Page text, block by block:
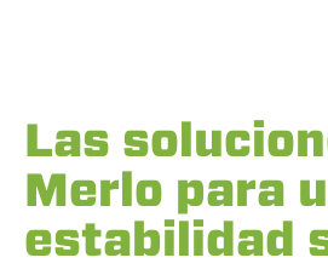
Las
Merlo para
estabilidad